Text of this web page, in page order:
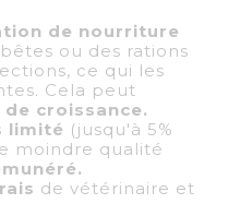
de nourriture
ou des rations
ce qui les
Cela peut
croissance.
limité (jusqu'à 5%
moindre qualité
de vétérinaire et